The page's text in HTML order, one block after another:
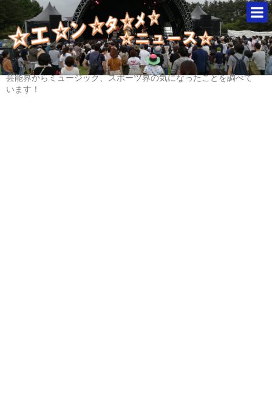
芸能界からミュージック、スポーツ界の気になったことを調べて
います！